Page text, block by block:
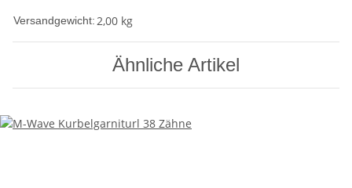
Versandgewicht:2,00 kg
Ähnliche Artikel